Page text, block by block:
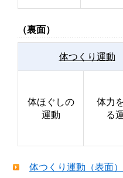
（裏面）
体つくり運動
体ほぐしの
運動
体力
る
体つくり運動（表面